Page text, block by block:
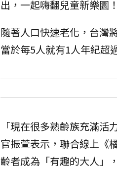
出，一起嗨翻兒童新樂園！
隨著人口快速老化，台灣
當於每5人就有1人年紀超
「現在很多熟齡族充滿
官振萱表示，聯合線上《
齡者成為「有趣的大人」